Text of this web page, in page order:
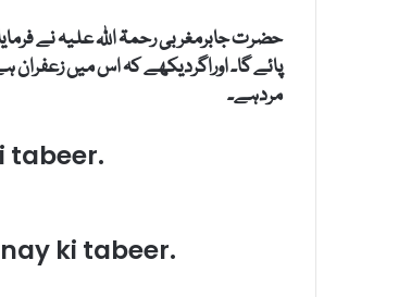
حضرت جابرمغربی رحمۃ اللہ علیہ نے
پائے گا۔ اوراگردیکھے کہ اس میں
مردہے۔
tabeer.
ki tabeer.